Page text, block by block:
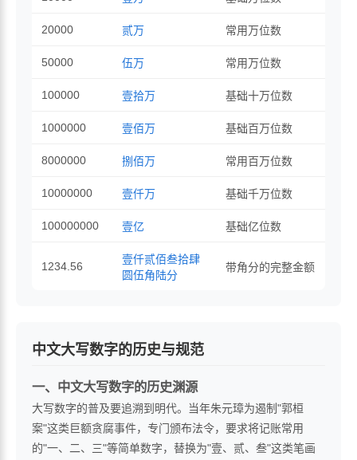
20000 贰万 常用万位数
50000 伍万 常用万位数
100000 壹拾万 基础十万位数
1000000 壹佰万 基础百万位数
8000000 捌佰万 常用百万位数
10000000 壹仟万 基础千万位数
100000000 壹亿 基础亿位数
1234.56
壹仟贰佰叁拾肆
圆伍角陆分
带角分的完整金额
中文大写数字的历史与规范
一、中文大写数字的历史渊源
大写数字的普及要追溯到明代。当年朱元璋为遏制"郭桓
案"这类巨额贪腐事件，专门颁布法令，要求将记账常用
的"一、二、三"等简单数字，替换为"壹、贰、叁"这类笔画